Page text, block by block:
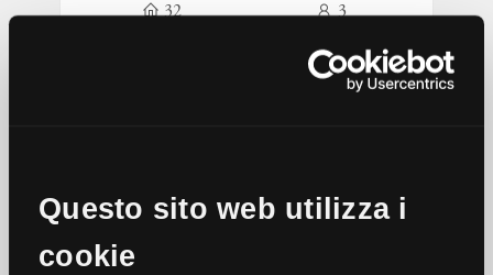
Questo sito web utilizza i
cookie
32 3